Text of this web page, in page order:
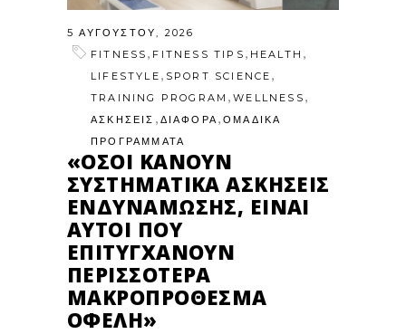
5 ΑΥΓΟΎΣΤΟΥ, 2026
FITNESS , FITNESS TIPS , HEALTH ,
LIFESTYLE , SPORT SCIENCE ,
TRAINING PROGRAM ,WELLNESS ,
ΑΣΚΗΣΕΙΣ , ΔΙΑΦΟΡΑ ,ΟΜΑΔΙΚΑ
ΠΡΟΓΡΑΜΜΑΤΑ
«ΌΣΟΙ ΚΆΝΟΥΝ
ΣΥΣΤΗΜΑΤΙΚΆ ΑΣΚΉΣΕΙΣ
ΕΝΔΥΝΆΜΩΣΗΣ, ΕΊΝΑΙ
ΑΥΤΟΊ ΠΟΥ
ΕΠΙΤΥΓΧΆΝΟΥΝ
ΠΕΡΙΣΣΌΤΕΡΑ
ΜΑΚΡΟΠΡΌΘΕΣΜΑ
ΟΦΈΛΗ»